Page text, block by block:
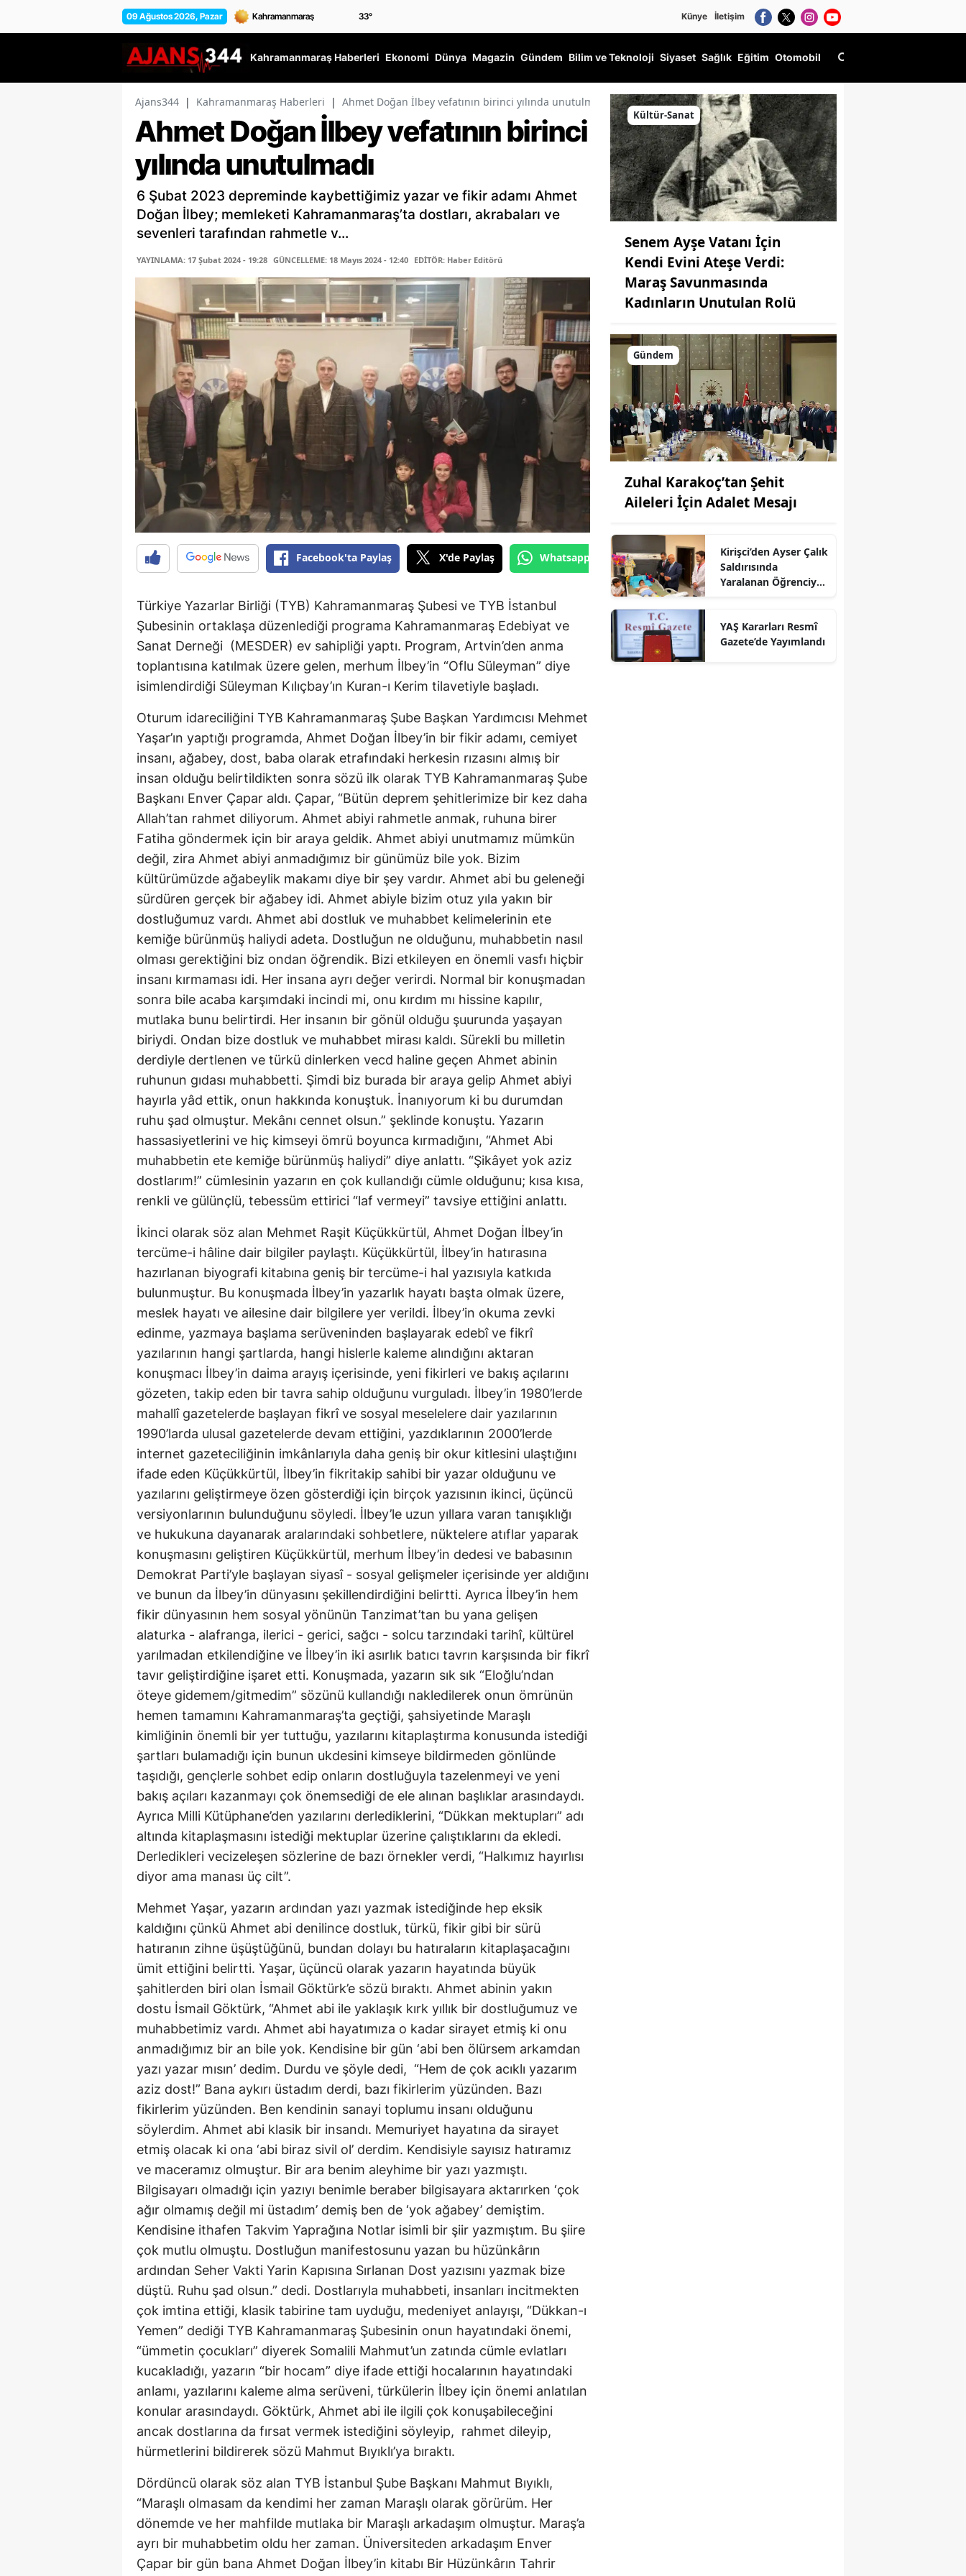
09 Ağustos 2026, Pazar 33° Künye İletişim
Kahramanmaraş Haberleri Ekonomi Dünya Magazin Gündem Bilim ve Teknoloji Siyaset Sağlık Eğitim Otomobil
Ajans344 | Kahramanmaraş Haberleri | Ahmet Doğan İlbey vefatının birinci yılında unutulmadı
Ahmet Doğan İlbey vefatının birinci
yılında unutulmadı
6 Şubat 2023 depreminde kaybettiğimiz yazar ve fikir adamı Ahmet
Doğan İlbey; memleketi Kahramanmaraş’ta dostları, akrabaları ve
sevenleri tarafından rahmetle v...
YAYINLAMA: 17 Şubat 2024 - 19:28 GÜNCELLEME: 18 Mayıs 2024 - 12:40 EDİTÖR: Haber Editörü
Facebook'ta Paylaş X'de Paylaş Whatsapp'tan Gönder
Türkiye Yazarlar Birliği (TYB) Kahramanmaraş Şubesi ve TYB İstanbul
Şubesinin ortaklaşa düzenlediği programa Kahramanmaraş Edebiyat ve
Sanat Derneği (MESDER) ev sahipliği yaptı. Program, Artvin’den anma
toplantısına katılmak üzere gelen, merhum İlbey’in “Oflu Süleyman” diye
isimlendirdiği Süleyman Kılıçbay’ın Kuran-ı Kerim tilavetiyle başladı.
Oturum idareciliğini TYB Kahramanmaraş Şube Başkan Yardımcısı Mehmet
Yaşar’ın yaptığı programda, Ahmet Doğan İlbey’in bir fikir adamı, cemiyet
insanı, ağabey, dost, baba olarak etrafındaki herkesin rızasını almış bir
insan olduğu belirtildikten sonra sözü ilk olarak TYB Kahramanmaraş Şube
Başkanı Enver Çapar aldı. Çapar, “Bütün deprem şehitlerimize bir kez daha
Allah’tan rahmet diliyorum. Ahmet abiyi rahmetle anmak, ruhuna birer
Fatiha göndermek için bir araya geldik. Ahmet abiyi unutmamız mümkün
değil, zira Ahmet abiyi anmadığımız bir günümüz bile yok. Bizim
kültürümüzde ağabeylik makamı diye bir şey vardır. Ahmet abi bu geleneği
sürdüren gerçek bir ağabey idi. Ahmet abiyle bizim otuz yıla yakın bir
dostluğumuz vardı. Ahmet abi dostluk ve muhabbet kelimelerinin ete
kemiğe bürünmüş haliydi adeta. Dostluğun ne olduğunu, muhabbetin nasıl
olması gerektiğini biz ondan öğrendik. Bizi etkileyen en önemli vasfı hiçbir
insanı kırmaması idi. Her insana ayrı değer verirdi. Normal bir konuşmadan
sonra bile acaba karşımdaki incindi mi, onu kırdım mı hissine kapılır,
mutlaka bunu belirtirdi. Her insanın bir gönül olduğu şuurunda yaşayan
biriydi. Ondan bize dostluk ve muhabbet mirası kaldı. Sürekli bu milletin
derdiyle dertlenen ve türkü dinlerken vecd haline geçen Ahmet abinin
ruhunun gıdası muhabbetti. Şimdi biz burada bir araya gelip Ahmet abiyi
hayırla yâd ettik, onun hakkında konuştuk. İnanıyorum ki bu durumdan
ruhu şad olmuştur. Mekânı cennet olsun.” şeklinde konuştu. Yazarın
hassasiyetlerini ve hiç kimseyi ömrü boyunca kırmadığını, “Ahmet Abi
muhabbetin ete kemiğe bürünmüş haliydi” diye anlattı. “Şikâyet yok aziz
dostlarım!” cümlesinin yazarın en çok kullandığı cümle olduğunu; kısa kısa,
renkli ve gülünçlü, tebessüm ettirici “laf vermeyi” tavsiye ettiğini anlattı.
İkinci olarak söz alan Mehmet Raşit Küçükkürtül, Ahmet Doğan İlbey’in
tercüme-i hâline dair bilgiler paylaştı. Küçükkürtül, İlbey’in hatırasına
hazırlanan biyografi kitabına geniş bir tercüme-i hal yazısıyla katkıda
bulunmuştur. Bu konuşmada İlbey’in yazarlık hayatı başta olmak üzere,
meslek hayatı ve ailesine dair bilgilere yer verildi. İlbey’in okuma zevki
edinme, yazmaya başlama serüveninden başlayarak edebî ve fikrî
yazılarının hangi şartlarda, hangi hislerle kaleme alındığını aktaran
konuşmacı İlbey’in daima arayış içerisinde, yeni fikirleri ve bakış açılarını
gözeten, takip eden bir tavra sahip olduğunu vurguladı. İlbey’in 1980’lerde
mahallî gazetelerde başlayan fikrî ve sosyal meselelere dair yazılarının
1990’larda ulusal gazetelerde devam ettiğini, yazdıklarının 2000’lerde
internet gazeteciliğinin imkânlarıyla daha geniş bir okur kitlesini ulaştığını
ifade eden Küçükkürtül, İlbey’in fikritakip sahibi bir yazar olduğunu ve
yazılarını geliştirmeye özen gösterdiği için birçok yazısının ikinci, üçüncü
versiyonlarının bulunduğunu söyledi. İlbey’le uzun yıllara varan tanışıklığı
ve hukukuna dayanarak aralarındaki sohbetlere, nüktelere atıflar yaparak
konuşmasını geliştiren Küçükkürtül, merhum İlbey’in dedesi ve babasının
Demokrat Parti’yle başlayan siyasî - sosyal gelişmeler içerisinde yer aldığını
ve bunun da İlbey’in dünyasını şekillendirdiğini belirtti. Ayrıca İlbey’in hem
fikir dünyasının hem sosyal yönünün Tanzimat’tan bu yana gelişen
alaturka - alafranga, ilerici - gerici, sağcı - solcu tarzındaki tarihî, kültürel
yarılmadan etkilendiğine ve İlbey’in iki asırlık batıcı tavrın karşısında bir fikrî
tavır geliştirdiğine işaret etti. Konuşmada, yazarın sık sık “Eloğlu’ndan
öteye gidemem/gitmedim” sözünü kullandığı nakledilerek onun ömrünün
hemen tamamını Kahramanmaraş’ta geçtiği, şahsiyetinde Maraşlı
kimliğinin önemli bir yer tuttuğu, yazılarını kitaplaştırma konusunda istediği
şartları bulamadığı için bunun ukdesini kimseye bildirmeden gönlünde
taşıdığı, gençlerle sohbet edip onların dostluğuyla tazelenmeyi ve yeni
bakış açıları kazanmayı çok önemsediği de ele alınan başlıklar arasındaydı.
Ayrıca Milli Kütüphane’den yazılarını derlediklerini, “Dükkan mektupları” adı
altında kitaplaşmasını istediği mektuplar üzerine çalıştıklarını da ekledi.
Derledikleri vecizeleşen sözlerine de bazı örnekler verdi, “Halkımız hayırlısı
diyor ama manası üç cilt”.
Mehmet Yaşar, yazarın ardından yazı yazmak istediğinde hep eksik
kaldığını çünkü Ahmet abi denilince dostluk, türkü, fikir gibi bir sürü
hatıranın zihne üşüştüğünü, bundan dolayı bu hatıraların kitaplaşacağını
ümit ettiğini belirtti. Yaşar, üçüncü olarak yazarın hayatında büyük
şahitlerden biri olan İsmail Göktürk’e sözü bıraktı. Ahmet abinin yakın
dostu İsmail Göktürk, “Ahmet abi ile yaklaşık kırk yıllık bir dostluğumuz ve
muhabbetimiz vardı. Ahmet abi hayatımıza o kadar sirayet etmiş ki onu
anmadığımız bir an bile yok. Kendisine bir gün ‘abi ben ölürsem arkamdan
yazı yazar mısın’ dedim. Durdu ve şöyle dedi, “Hem de çok acıklı yazarım
aziz dost!” Bana aykırı üstadım derdi, bazı fikirlerim yüzünden. Bazı
fikirlerim yüzünden. Ben kendinin sanayi toplumu insanı olduğunu
söylerdim. Ahmet abi klasik bir insandı. Memuriyet hayatına da sirayet
etmiş olacak ki ona ‘abi biraz sivil ol’ derdim. Kendisiyle sayısız hatıramız
ve maceramız olmuştur. Bir ara benim aleyhime bir yazı yazmıştı.
Bilgisayarı olmadığı için yazıyı benimle beraber bilgisayara aktarırken ‘çok
ağır olmamış değil mi üstadım’ demiş ben de ‘yok ağabey’ demiştim.
Kendisine ithafen Takvim Yaprağına Notlar isimli bir şiir yazmıştım. Bu şiire
çok mutlu olmuştu. Dostluğun manifestosunu yazan bu hüzünkârın
ardından Seher Vakti Yarin Kapısına Sırlanan Dost yazısını yazmak bize
düştü. Ruhu şad olsun.” dedi. Dostlarıyla muhabbeti, insanları incitmekten
çok imtina ettiği, klasik tabirine tam uyduğu, medeniyet anlayışı, “Dükkan-ı
Yemen” dediği TYB Kahramanmaraş Şubesinin onun hayatındaki önemi,
“ümmetin çocukları” diyerek Somalili Mahmut’un zatında cümle evlatları
kucakladığı, yazarın “bir hocam” diye ifade ettiği hocalarının hayatındaki
anlamı, yazılarını kaleme alma serüveni, türkülerin İlbey için önemi anlatılan
konular arasındaydı. Göktürk, Ahmet abi ile ilgili çok konuşabileceğini
ancak dostlarına da fırsat vermek istediğini söyleyip, rahmet dileyip,
hürmetlerini bildirerek sözü Mahmut Bıyıklı’ya bıraktı.
Dördüncü olarak söz alan TYB İstanbul Şube Başkanı Mahmut Bıyıklı,
“Maraşlı olmasam da kendimi her zaman Maraşlı olarak görürüm. Her
dönemde ve her mahfilde mutlaka bir Maraşlı arkadaşım olmuştur. Maraş’a
ayrı bir muhabbetim oldu her zaman. Üniversiteden arkadaşım Enver
Çapar bir gün bana Ahmet Doğan İlbey’in kitabı Bir Hüzünkârın Tahrir
Kültür-Sanat
Senem Ayşe Vatanı İçin
Kendi Evini Ateşe Verdi:
Maraş Savunmasında
Kadınların Unutulan Rolü
Gündem
Zuhal Karakoç’tan Şehit
Aileleri İçin Adalet Mesajı
Kirişci’den Ayser Çalık
Saldırısında
Yaralanan Öğrenciye
YAŞ Kararları Resmî
Gazete’de Yayımlandı